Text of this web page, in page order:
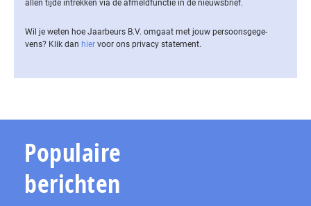
allen tijde intrekken via de af­meld­func­tie in de nieuwsbrief.
Wil je weten hoe Jaarbeurs B.V. omgaat met jouw per­soons­ge­ge­
vens? Klik dan hier voor ons privacy statement.
Populaire
berichten